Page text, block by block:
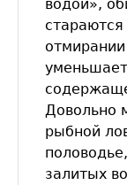
водой»,
Довольно
рыбной
залитых